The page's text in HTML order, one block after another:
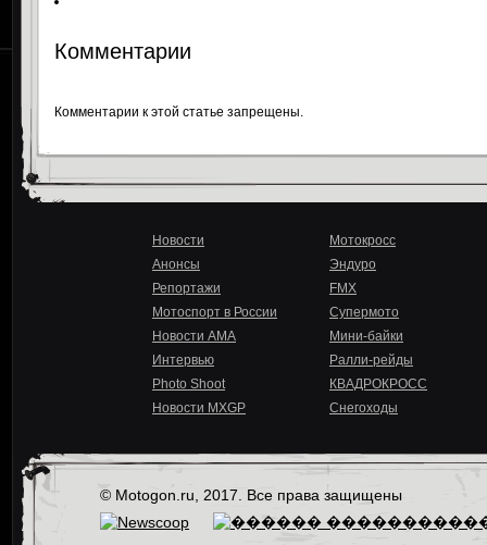
Комментарии
Комментарии к этой статье запрещены.
Новости
Анонсы
Репортажи
Мотоспорт в России
Новости AMA
Интервью
Photo Shoot
Новости MXGP
Мотокросс
Эндуро
FMX
Супермото
Мини-байки
Ралли-рейды
КВАДРОКРОСС
Снегоходы
© Motogon.ru, 2017. Все права защищены